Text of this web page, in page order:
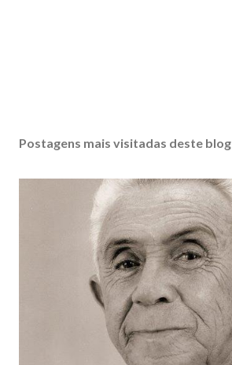
Postagens mais visitadas deste blog